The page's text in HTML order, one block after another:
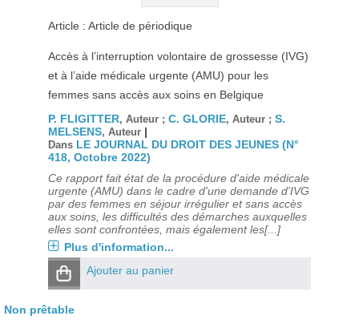
Article : Article de périodique
Accès à l’interruption volontaire de grossesse (IVG)
et à l’aide médicale urgente (AMU) pour les
femmes sans accès aux soins en Belgique
P. FLIGITTER, Auteur ; C. GLORIE, Auteur ; S.
MELSENS, Auteur |
Dans LE JOURNAL DU DROIT DES JEUNES (N°
418, Octobre 2022)
Ce rapport fait état de la procédure d'aide médicale
urgente (AMU) dans le cadre d'une demande d'IVG
par des femmes en séjour irrégulier et sans accès
aux soins, les difficultés des démarches auxquelles
elles sont confrontées, mais également les[...]
Plus d'information...
Ajouter au panier
Non prêtable